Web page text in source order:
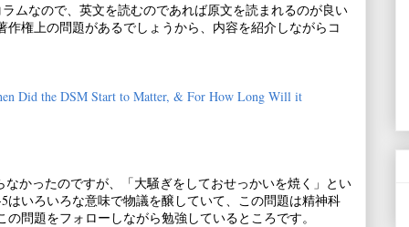
ムなので、英文を読むのであれば原文を読まれるのが良い
作権上の問題があるでしょうから、内容を紹介しながらコ
Did the DSM Start to Matter, & For How Long Will it
なかったのですが、「大騒ぎをしておせっかいを焼く」とい
はいろいろな意味で物議を醸していて、この問題は精神科
問題をフォローしながら勉強しているところです。